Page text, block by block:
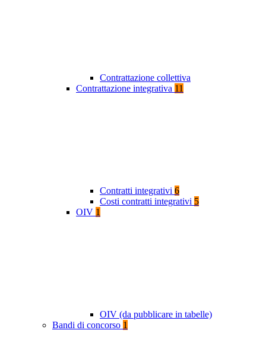
Contrattazione collettiva
Contrattazione integrativa 11
Contratti integrativi 6
Costi contratti integrativi 5
OIV 1
OIV (da pubblicare in tabelle)
Bandi di concorso 1